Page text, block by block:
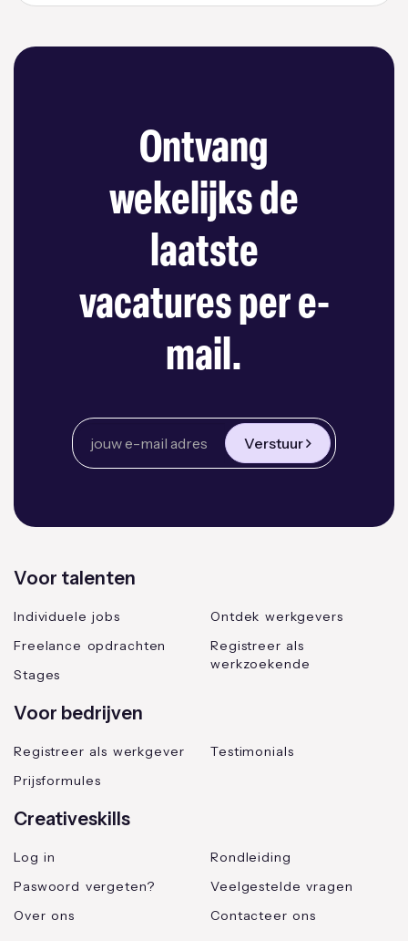
Ontvang
wekelijks de
laatste
vacatures per e-
mail.
Verstuur
Voor talenten
Individuele jobs
Freelance opdrachten
Stages
Ontdek werkgevers
Registreer als
werkzoekende
Voor bedrijven
Registreer als werkgever
Prijsformules
Testimonials
Creativeskills
Log in
Paswoord vergeten?
Over ons
Rondleiding
Veelgestelde vragen
Contacteer ons